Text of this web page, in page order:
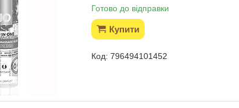
Готово до відправки
Купити
796494101452